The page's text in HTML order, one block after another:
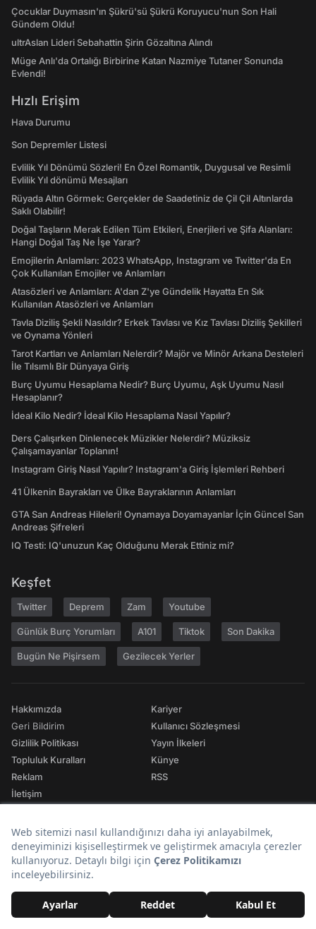
Çocuklar Duymasın'ın Şükrü'sü Şükrü Koruyucu'nun Son Hali
Gündem Oldu!
ultrAslan Lideri Sebahattin Şirin Gözaltına Alındı
Müge Anlı'da Ortalığı Birbirine Katan Nazmiye Tutaner Sonunda
Evlendi!
Hızlı Erişim
Hava Durumu
Son Depremler Listesi
Evlilik Yıl Dönümü Sözleri! En Özel Romantik, Duygusal ve Resimli
Evlilik Yıl dönümü Mesajları
Rüyada Altın Görmek: Gerçekler de Saadetiniz de Çil Çil Altınlarda
Saklı Olabilir!
Doğal Taşların Merak Edilen Tüm Etkileri, Enerjileri ve Şifa Alanları:
Hangi Doğal Taş Ne İşe Yarar?
Emojilerin Anlamları: 2023 WhatsApp, Instagram ve Twitter'da En
Çok Kullanılan Emojiler ve Anlamları
Atasözleri ve Anlamları: A'dan Z'ye Gündelik Hayatta En Sık
Kullanılan Atasözleri ve Anlamları
Tavla Diziliş Şekli Nasıldır? Erkek Tavlası ve Kız Tavlası Diziliş Şekilleri
ve Oynama Yönleri
Tarot Kartları ve Anlamları Nelerdir? Majör ve Minör Arkana Desteleri
İle Tılsımlı Bir Dünyaya Giriş
Burç Uyumu Hesaplama Nedir? Burç Uyumu, Aşk Uyumu Nasıl
Hesaplanır?
İdeal Kilo Nedir? İdeal Kilo Hesaplama Nasıl Yapılır?
Ders Çalışırken Dinlenecek Müzikler Nelerdir? Müziksiz
Çalışamayanlar Toplanın!
Instagram Giriş Nasıl Yapılır? Instagram'a Giriş İşlemleri Rehberi
41 Ülkenin Bayrakları ve Ülke Bayraklarının Anlamları
GTA San Andreas Hileleri! Oynamaya Doyamayanlar İçin Güncel San
Andreas Şifreleri
IQ Testi: IQ'unuzun Kaç Olduğunu Merak Ettiniz mi?
Keşfet
Twitter Deprem Zam Youtube
Günlük Burç Yorumları A101 Tiktok Son Dakika
Bugün Ne Pişirsem Gezilecek Yerler
Hakkımızda
Geri Bildirim
Gizlilik Politikası
Topluluk Kuralları
Reklam
İletişim
Kariyer
Kullanıcı Sözleşmesi
Yayın İlkeleri
Künye
RSS